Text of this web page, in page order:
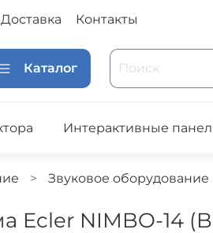
Доставка Контакты
Каталог
Интерактивные
Звуковое оборудование
Ecler NIMBO-14